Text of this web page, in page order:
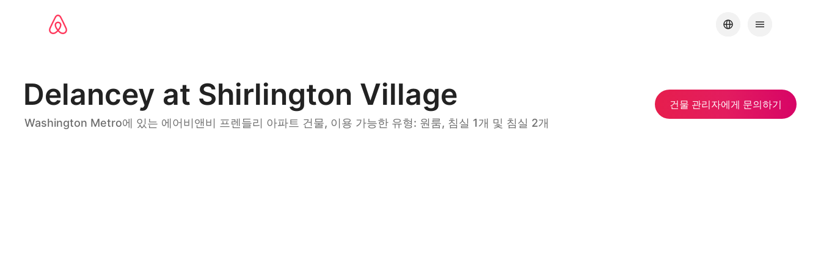
Delancey at Shirlington Village
Washington Metro에 있는 에어비앤비 프렌들리 아파트 건물, 이용 가능한 유형: 원룸, 침실 1개 및 침실 2개
건물 관리자에게 문의하기